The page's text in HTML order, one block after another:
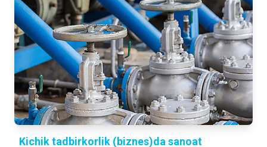
Kichik tadbirkorlik (biznes)da sanoat